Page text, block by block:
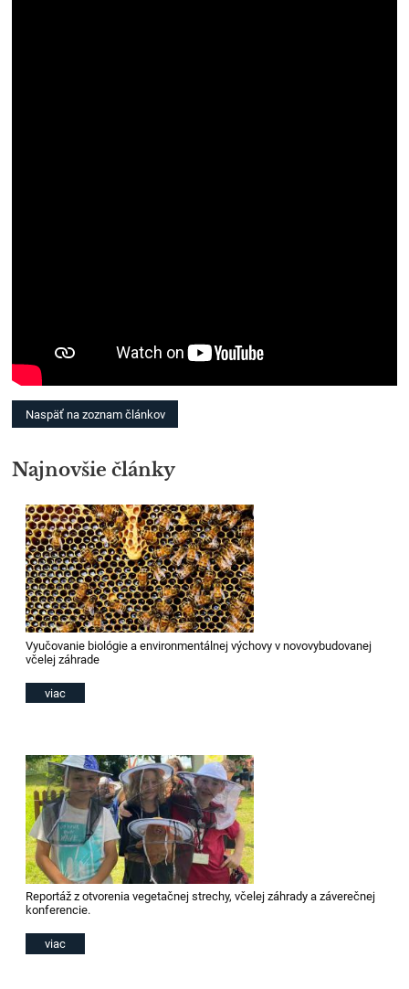
Naspäť na zoznam článkov
Najnovšie články
Vyučovanie biológie a environmentálnej výchovy v novovybudovanej
včelej záhrade
viac
Reportáž z otvorenia vegetačnej strechy, včelej záhrady a záverečnej
konferencie.
viac